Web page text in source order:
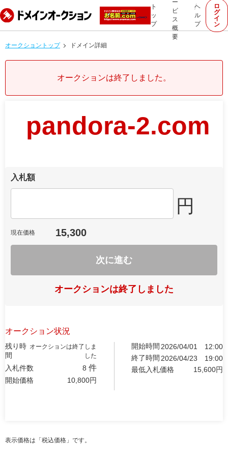
ト
ッ
プ
ー
ビ
ス
概
要
ヘ
ル
プ
ロ
グ
イ
ン
オークショントップ ドメイン詳細
オークションは終了しました。
pandora-2.com
入札額
円
現在価格 15,300
次に進む
オークションは終了しました
オークション状況
残り時
間
オークションは終了しま
した
入札件数 8 件
開始価格 10,800円
開始時間 2026/04/01
12:00
終了時間 2026/04/23
19:00
最低入札価格
15,600円
表示価格は「税込価格」です。